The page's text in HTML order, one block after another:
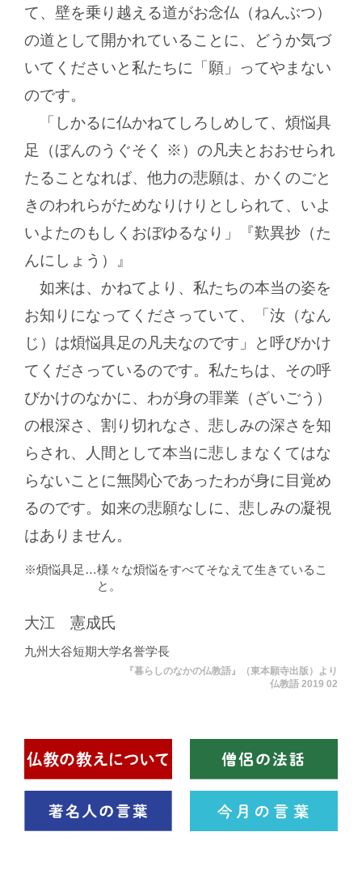
て、壁を乗り越える道がお念仏（ねんぶつ）
の道として開かれていることに、どうか気づ
いてくださいと私たちに「願」ってやまない
のです。
「しかるに仏かねてしろしめして、煩悩具
足（ぼんのうぐそく ※）の凡夫とおおせられ
たることなれば、他力の悲願は、かくのごと
きのわれらがためなりけりとしられて、いよ
いよたのもしくおぼゆるなり」『歎異抄（た
んにしょう）』
如来は、かねてより、私たちの本当の姿を
お知りになってくださっていて、「汝（なん
じ）は煩悩具足の凡夫なのです」と呼びかけ
てくださっているのです。私たちは、その呼
びかけのなかに、わが身の罪業（ざいごう）
の根深さ、割り切れなさ、悲しみの深さを知
らされ、人間として本当に悲しまなくてはな
らないことに無関心であったわが身に目覚め
るのです。如来の悲願なしに、悲しみの凝視
はありません。
煩悩具足
様々な煩悩をすべてそなえて生きているこ
と。
大江 憲成氏
九州大谷短期大学名誉学長
『暮らしのなかの仏教語』（東本願寺出版）より
仏教語 2019 02